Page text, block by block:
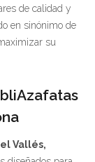
de calidad y
en sinónimo de
su
Vallés,